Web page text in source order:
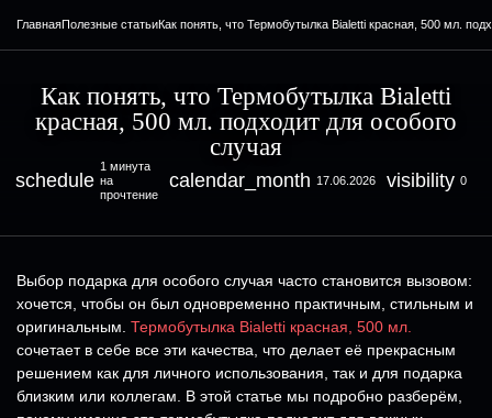
ГлавнаяПолезные статьиКак понять, что Термобутылка Bialetti красная, 500 мл.
Как понять, что Термобутылка Bialetti
красная, 500 мл. подходит для особого
случая
schedule
1 минута
на
прочтение
calendar_month 17.06.2026 visibility 0
Выбор подарка для особого случая часто становится вызовом:
хочется, чтобы он был одновременно практичным, стильным и
оригинальным. Термобутылка Bialetti красная, 500 мл.
сочетает в себе все эти качества, что делает её прекрасным
решением как для личного использования, так и для подарка
близким или коллегам. В этой статье мы подробно разберём,